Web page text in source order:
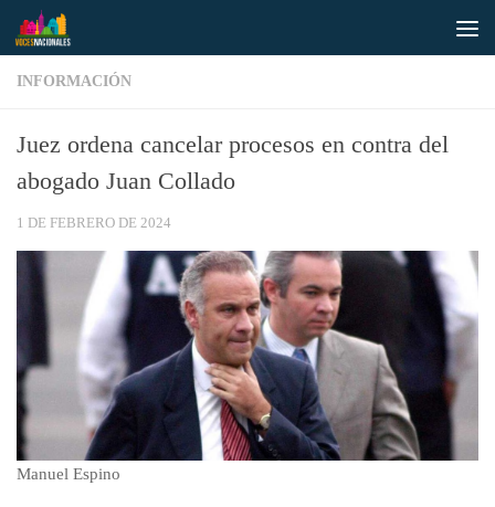
Saltar al contenido
INFORMACIÓN
Juez ordena cancelar procesos en contra del
abogado Juan Collado
1 DE FEBRERO DE 2024
Manuel Espino